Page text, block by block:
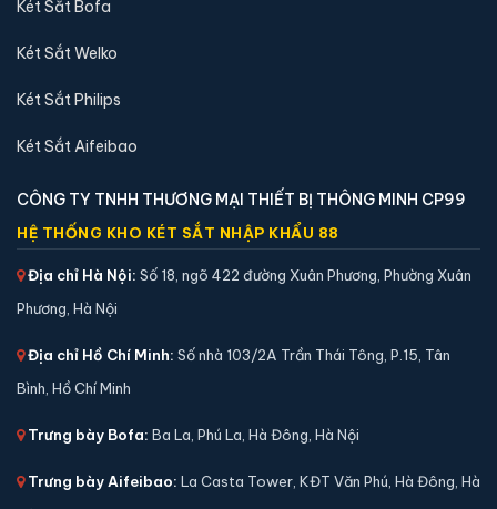
Két sắt mini Welko HS-DTW-28AC điện tử chính
📐 Kích thước:
⚖️ Trọng lượng:
🛡️ Bảo hành:36 tháng
2,290,000 đ
Xem chi tiết →
Két Sắt Bofa
Két Sắt Welko
Két Sắt Philips
Két Sắt Aifeibao
CÔNG TY TNHH THƯƠNG MẠI THIẾT BỊ THÔNG MINH CP99
HỆ THỐNG KHO KÉT SẮT NHẬP KHẨU 88
Địa chỉ Hà Nội: Số 18, ngõ 422 đường Xuân Phương, Phường Xuân
Phương, Hà Nội
Địa chỉ Hồ Chí Minh: Số nhà 103/2A Trần Thái Tông, P.15, Tân
Bình, Hồ Chí Minh
Trưng bày Bofa: Ba La, Phú La, Hà Đông, Hà Nội
Trưng bày Aifeibao: La Casta Tower, KĐT Văn Phú, Hà Đông, Hà